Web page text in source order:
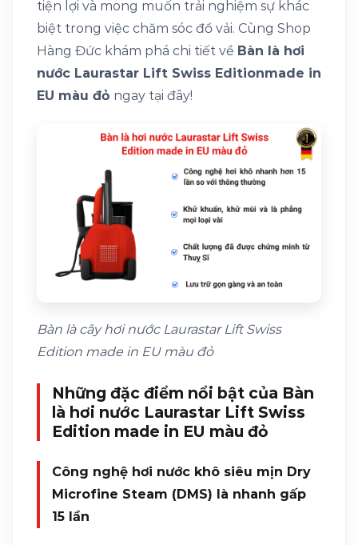
tiện lợi và mong muốn trải nghiệm sự khác
biệt trong việc chăm sóc đồ vải. Cùng Shop
Hàng Đức khám phá chi tiết về Bàn là hơi
nước Laurastar Lift Swiss Editionmade in
EU màu đỏ ngay tại đây!
Bàn là cây hơi nước Laurastar Lift Swiss
Edition made in EU màu đỏ
Những đặc điểm nổi bật của Bàn
là hơi nước Laurastar Lift Swiss
Edition made in EU màu đỏ
Công nghệ hơi nước khô siêu mịn Dry
Microfine Steam (DMS) là nhanh gấp
15 lần